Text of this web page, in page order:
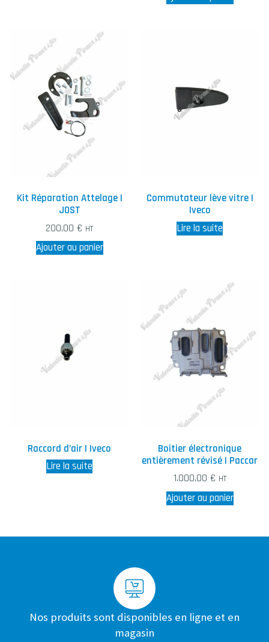
Kit Réparation Attelage |
JOST
200,00 € HT
Ajouter au panier
Commutateur lève vitre |
Iveco
Lire la suite
Raccord d’air | Iveco
Lire la suite
Boitier électronique
entièrement révisé | Paccar
1.000,00 € HT
Ajouter au panier
Nos produits sont disponibles en ligne et en
magasin